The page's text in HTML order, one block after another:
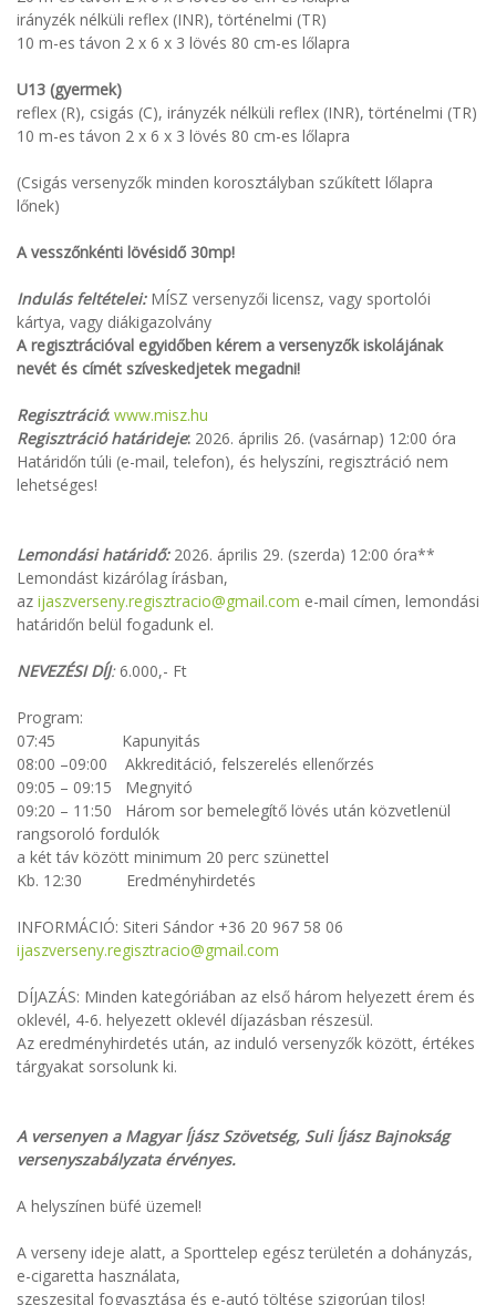
irányzék nélküli reflex (INR), történelmi (TR)
10 m-es távon 2 x 6 x 3 lövés 80 cm-es lőlapra
U13 (gyermek)
reflex (R), csigás (C), irányzék nélküli reflex (INR), történelmi (TR)
10 m-es távon 2 x 6 x 3 lövés 80 cm-es lőlapra
(Csigás versenyzők minden korosztályban szűkített lőlapra
lőnek)
A vesszőnkénti lövésidő 30mp!
Indulás feltételei:MÍSZ versenyzői licensz, vagy sportolói
kártya, vagy diákigazolvány
A regisztrációval egyidőben kérem a versenyzők iskolájának
nevét és címét szíveskedjetek megadni!
Regisztráció: www.misz.hu
Regisztráció határideje: 2026. április 26. (vasárnap) 12:00 óra
Határidőn túli (e-mail, telefon), és helyszíni, regisztráció nem
lehetséges!
Lemondási határidő:2026. április 29. (szerda) 12:00 óra**
Lemondást kizárólag írásban,
az ijaszverseny.regisztracio@gmail.com e-mail címen, lemondási
határidőn belül fogadunk el.
NEVEZÉSI DÍJ:6.000,- Ft
Program:
07:45 Kapunyitás
08:00 –09:00 Akkreditáció, felszerelés ellenőrzés
09:05 – 09:15 Megnyitó
09:20 – 11:50 Három sor bemelegítő lövés után közvetlenül
rangsoroló fordulók
a két táv között minimum 20 perc szünettel
Kb. 12:30 Eredményhirdetés
INFORMÁCIÓ: Siteri Sándor +36 20 967 58 06
ijaszverseny.regisztracio@gmail.com
DÍJAZÁS: Minden kategóriában az első három helyezett érem és
oklevél, 4-6. helyezett oklevél díjazásban részesül.
Az eredményhirdetés után, az induló versenyzők között, értékes
tárgyakat sorsolunk ki.
A versenyen a Magyar Íjász Szövetség, Suli Íjász Bajnokság
versenyszabályzata érvényes.
A helyszínen büfé üzemel!
A verseny ideje alatt, a Sporttelep egész területén a dohányzás,
e-cigaretta használata,
szeszesital fogyasztása és e-autó töltése szigorúan tilos!